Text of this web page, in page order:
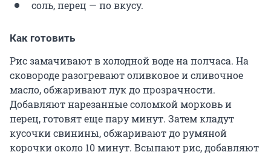
соль, перец — по вкусу.
Как готовить
Рис замачивают в холодной воде на полчаса. На
сковороде разогревают оливковое и сливочное
масло, обжаривают лук до прозрачности.
Добавляют нарезанные соломкой морковь и
перец, готовят еще пару минут. Затем кладут
кусочки свинины, обжаривают до румяной
корочки около 10 минут. Всыпают рис, добавляют